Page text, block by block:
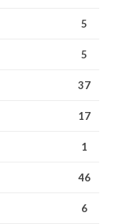
5
5
37
17
1
46
6